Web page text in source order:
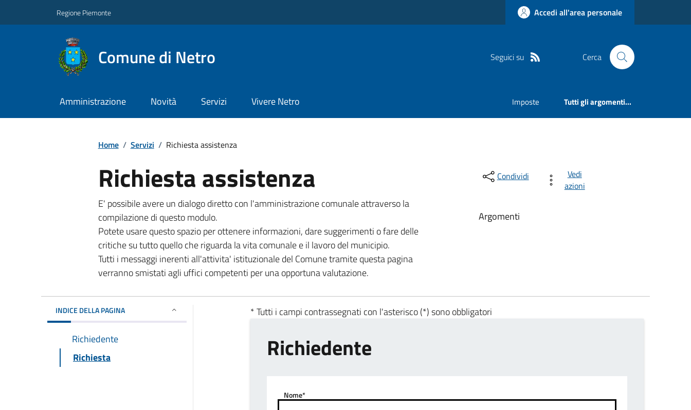
Regione Piemonte Accedi all'area personale
Comune di Netro Seguici su Cerca
Amministrazione Novità Servizi Vivere Netro Imposte Tutti gli argomenti...
Home / Servizi / Richiesta assistenza
Richiesta assistenza
E' possibile avere un dialogo diretto con l'amministrazione comunale attraverso la
compilazione di questo modulo.
Potete usare questo spazio per ottenere informazioni, dare suggerimenti o fare delle
critiche su tutto quello che riguarda la vita comunale e il lavoro del municipio.
Tutti i messaggi inerenti all'attivita' istituzionale del Comune tramite questa pagina
verranno smistati agli uffici competenti per una opportuna valutazione.
Condividi
Vedi
azioni
Argomenti
INDICE DELLA PAGINA
Richiedente
Richiesta
* Tutti i campi contrassegnati con l'asterisco (*) sono obbligatori
Richiedente
Nome*